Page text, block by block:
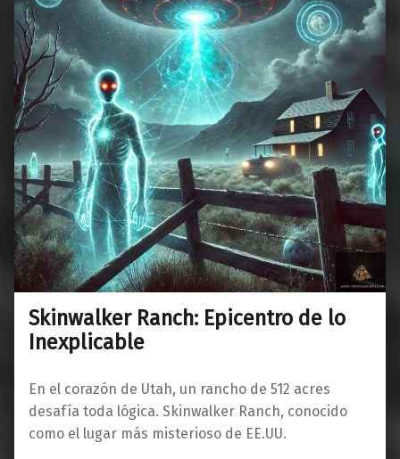
Skinwalker Ranch: Epicentro de lo
Inexplicable
En el corazón de Utah, un rancho de 512 acres
desafía toda lógica. Skinwalker Ranch, conocido
como el lugar más misterioso de EE.UU.